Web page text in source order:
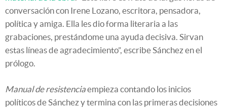
conversación con Irene Lozano, escritora, pensadora,
política y amiga. Ella les dio forma literaria a las
grabaciones, prestándome una ayuda decisiva. Sirvan
estas líneas de agradecimiento”, escribe Sánchez en el
prólogo.
Manual de resistenciaempieza contando los inicios
políticos de Sánchez y termina con las primeras decisiones